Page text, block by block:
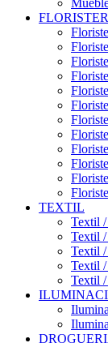
TEXTIL
Textil
Textil
Textil /
Textil /
Textil /